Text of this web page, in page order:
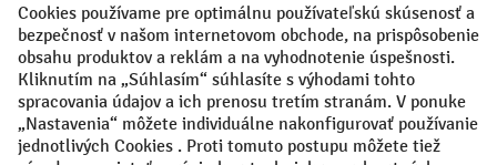
Sociálne siete
Facebook
YouTube
LinkedIn